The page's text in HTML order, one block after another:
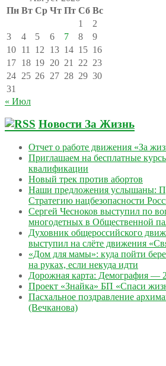
Пн Вт Ср Чт Пт Сб Вс
1
2
3
4 5 6 7 8
9
10 11 12 13 14 15 16
17 18 19 20 21 22 23
24 25 26 27 28 29 30
31
« Июл
Новости За Жизнь
Отчет о работе движения «За
Приглашаем на бесплатные
квалификации
Новый трек против абортов
Наши предложения услышаны:
Стратегию нацбезопасности
Сергей Чесноков выступил по
многодетных в Общественной
Духовник общероссийского
выступил на слёте движения
«Дом для мамы»: куда пойти
на руках, если некуда идти
Дорожная карта: Демография —
Проект «Знайка» БП «Спаси
Пасхальное поздравление
(Вечканова)